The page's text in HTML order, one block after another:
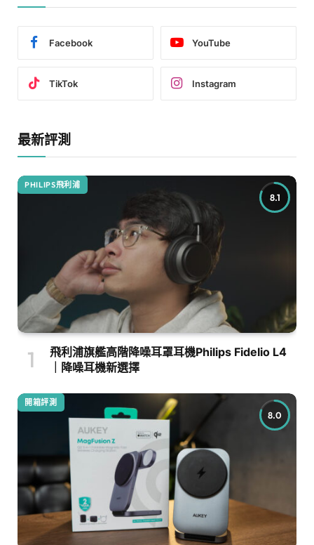
Facebook YouTube
TikTok Instagram
最新評測
8.1
PHILIPS飛利浦
飛利浦旗艦高階降噪耳罩耳機Philips Fidelio L4
｜降噪耳機新選擇
8.0
開箱評測